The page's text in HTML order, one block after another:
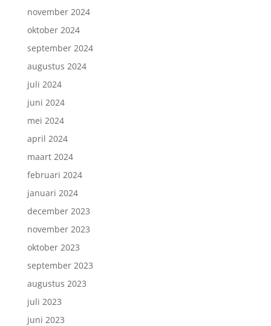
november 2024
oktober 2024
september 2024
augustus 2024
juli 2024
juni 2024
mei 2024
april 2024
maart 2024
februari 2024
januari 2024
december 2023
november 2023
oktober 2023
september 2023
augustus 2023
juli 2023
juni 2023